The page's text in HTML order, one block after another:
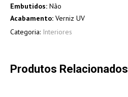
Embutidos: Não
Acabamento: Verniz UV
Categoria: Interiores
Produtos Relacionados